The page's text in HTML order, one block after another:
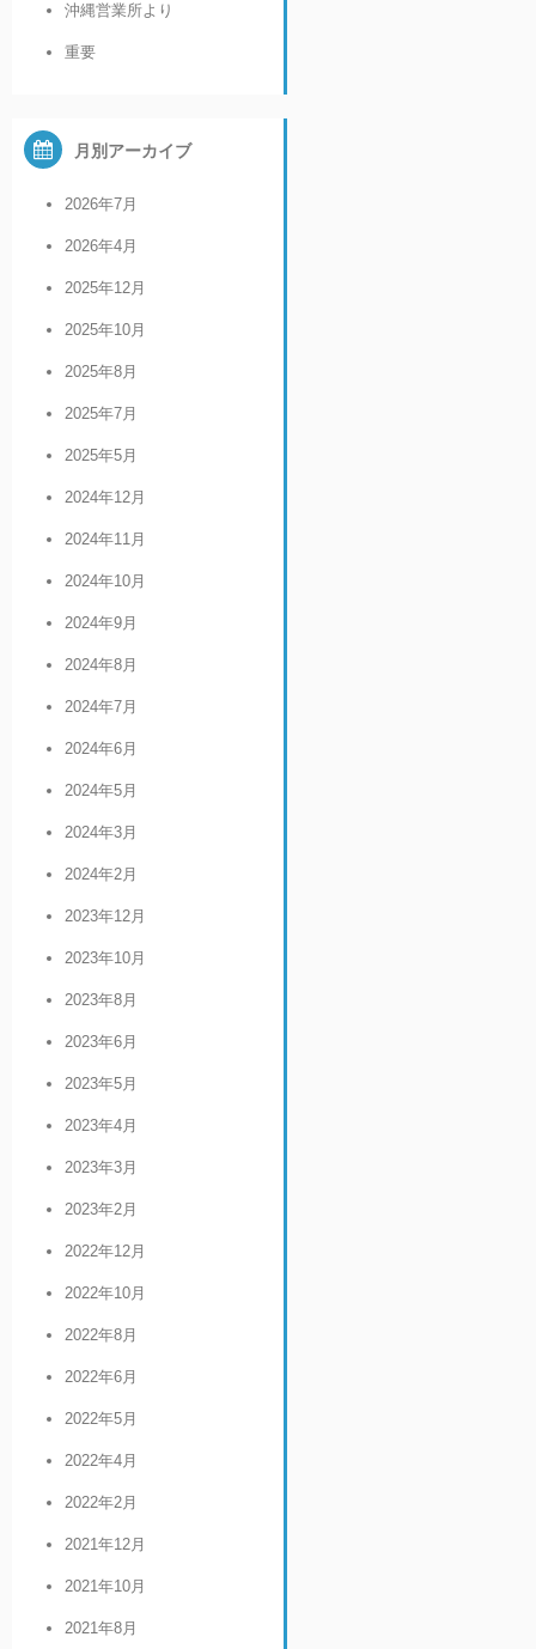
沖縄営業所より
重要
月別アーカイブ
2026年7月
2026年4月
2025年12月
2025年10月
2025年8月
2025年7月
2025年5月
2024年12月
2024年11月
2024年10月
2024年9月
2024年8月
2024年7月
2024年6月
2024年5月
2024年3月
2024年2月
2023年12月
2023年10月
2023年8月
2023年6月
2023年5月
2023年4月
2023年3月
2023年2月
2022年12月
2022年10月
2022年8月
2022年6月
2022年5月
2022年4月
2022年2月
2021年12月
2021年10月
2021年8月